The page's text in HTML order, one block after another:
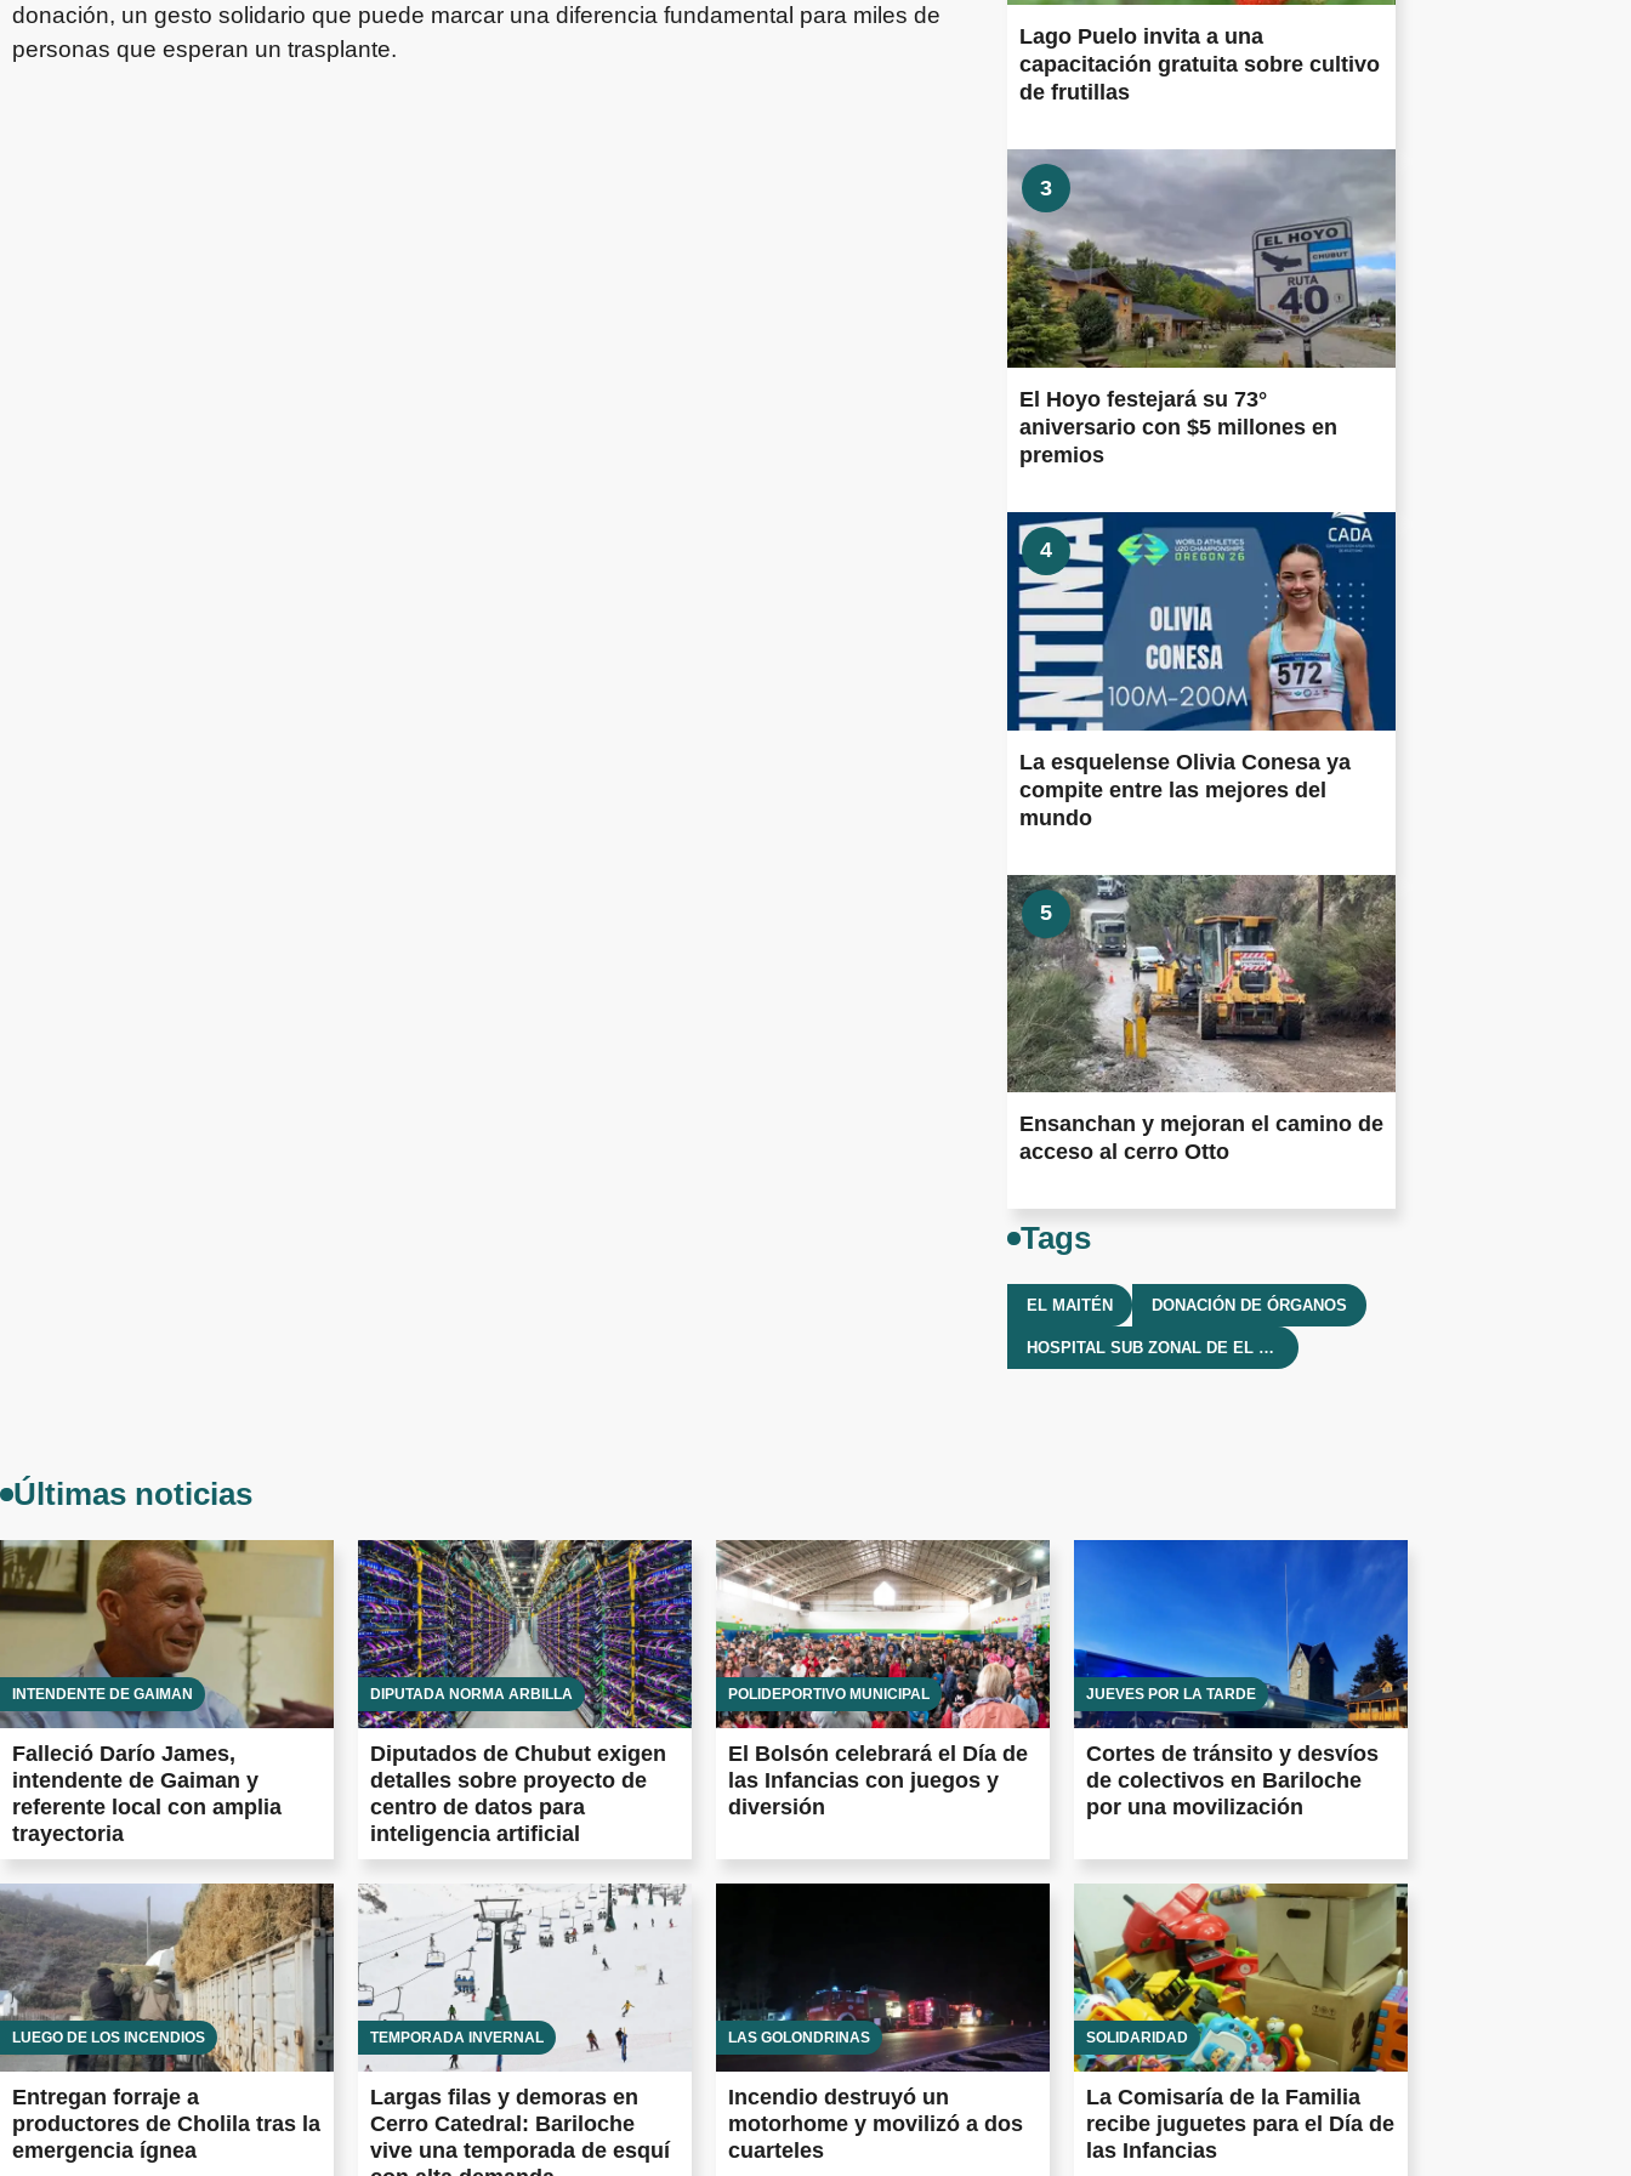
donación, un gesto solidario que puede marcar una diferencia fundamental para miles de
personas que esperan un trasplante.
Lago Puelo invita a una
capacitación gratuita sobre cultivo
de frutillas
3
El Hoyo festejará su 73°
aniversario con $5 millones en
premios
4
La esquelense Olivia Conesa ya
compite entre las mejores del
mundo
5
Ensanchan y mejoran el camino de
acceso al cerro Otto
Tags
EL MAITÉN DONACIÓN DE ÓRGANOS
HOSPITAL SUB ZONAL DE EL MAITÉN
Últimas noticias
INTENDENTE DE GAIMAN
Falleció Darío James,
intendente de Gaiman y
referente local con amplia
trayectoria
DIPUTADA NORMA ARBILLA
Diputados de Chubut exigen
detalles sobre proyecto de
centro de datos para
inteligencia artificial
POLIDEPORTIVO MUNICIPAL
El Bolsón celebrará el Día de
las Infancias con juegos y
diversión
JUEVES POR LA TARDE
Cortes de tránsito y desvíos
de colectivos en Bariloche
por una movilización
LUEGO DE LOS INCENDIOS
Entregan forraje a
productores de Cholila tras la
emergencia ígnea
TEMPORADA INVERNAL
Largas filas y demoras en
Cerro Catedral: Bariloche
vive una temporada de esquí
LAS GOLONDRINAS
Incendio destruyó un
motorhome y movilizó a dos
cuarteles
SOLIDARIDAD
La Comisaría de la Familia
recibe juguetes para el Día de
las Infancias